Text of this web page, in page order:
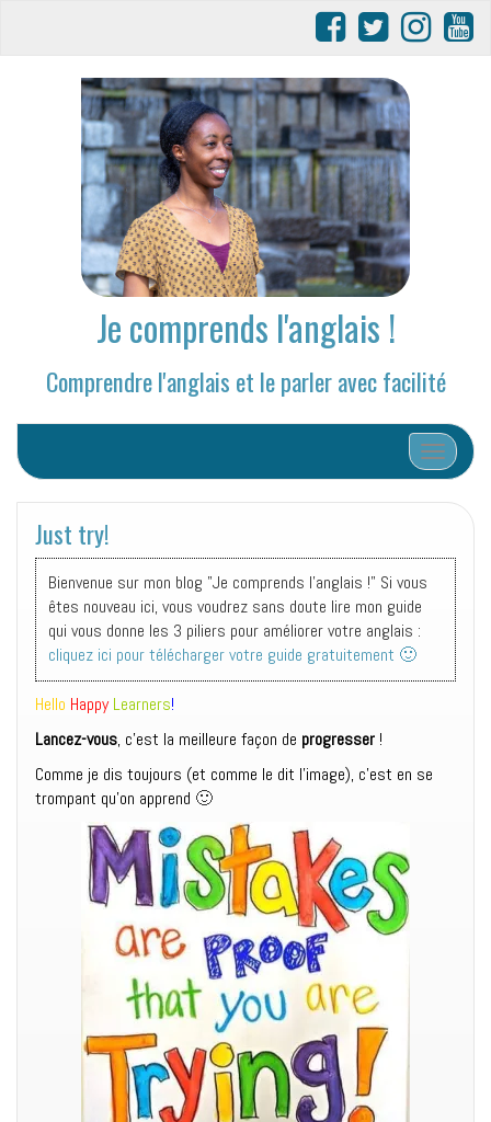
Je comprends l'anglais !
Comprendre l'anglais et le parler avec facilité
Afficher/
Just try!
Bienvenue sur mon blog "Je comprends l'anglais !" Si vous
êtes nouveau ici, vous voudrez sans doute lire mon guide
qui vous donne les 3 piliers pour améliorer votre anglais :
cliquez ici pour télécharger votre guide gratuitement 🙂
Hello Happy Learners!
Lancez-vous, c’est la meilleure façon de progresser !
Comme je dis toujours (et comme le dit l’image), c’est en se
trompant qu’on apprend 🙂